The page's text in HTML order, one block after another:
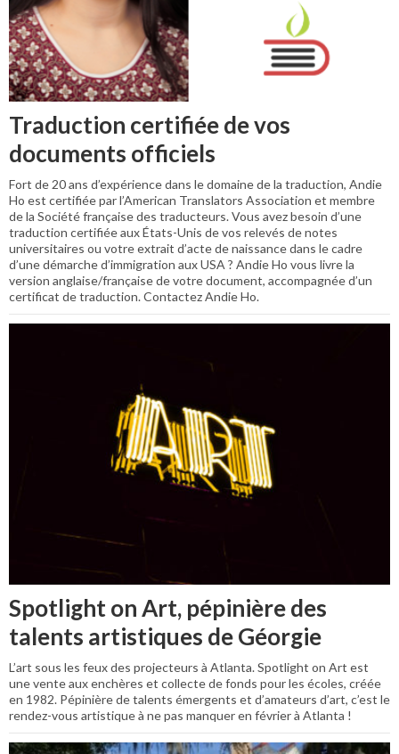
Traduction certifiée de vos
documents officiels
Fort de 20 ans d’expérience dans le domaine de la traduction, Andie
Ho est certifiée par l’American Translators Association et membre
de la Société française des traducteurs. Vous avez besoin d’une
traduction certifiée aux États-Unis de vos relevés de notes
universitaires ou votre extrait d’acte de naissance dans le cadre
d’une démarche d’immigration aux USA ? Andie Ho vous livre la
version anglaise/française de votre document, accompagnée d’un
certificat de traduction. Contactez Andie Ho.
Spotlight on Art, pépinière des
talents artistiques de Géorgie
L’art sous les feux des projecteurs à Atlanta. Spotlight on Art est
une vente aux enchères et collecte de fonds pour les écoles, créée
en 1982. Pépinière de talents émergents et d’amateurs d’art, c’est le
rendez-vous artistique à ne pas manquer en février à Atlanta !